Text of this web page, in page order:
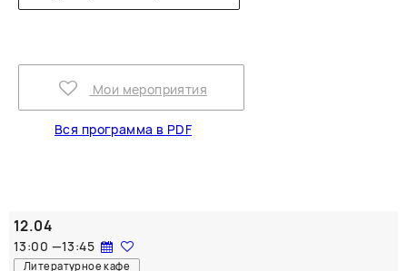
Мои мероприятия
Вся программа в PDF
12.04
13:00 —13:45
Литературное кафе